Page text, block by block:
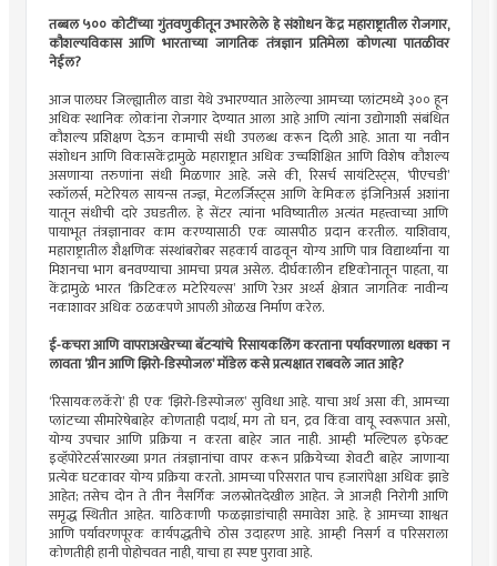
तब्बल ५०० कोटींच्या गुंतवणुकीतून उभारलेले हे संशोधन केंद्र महाराष्ट्रातील रोजगार,
कौशल्यविकास आणि भारताच्या जागतिक तंत्रज्ञान प्रतिमेला कोणत्या पातळीवर
नेईल?
आज पालघर जिल्ह्यातील वाडा येथे उभारण्यात आलेल्या आमच्या प्लांटमध्ये ३०० हून
अधिक स्थानिक लोकांना रोजगार देण्यात आला आहे आणि त्यांना उद्योगाशी संबंधित
कौशल्य प्रशिक्षण देऊन कामाची संधी उपलब्ध करून दिली आहे. आता या नवीन
संशोधन आणि विकासकेंद्रामुळे महाराष्ट्रात अधिक उच्चशिक्षित आणि विशेष कौशल्य
असणार्‍या तरुणांना संधी मिळणार आहे. जसे की, रिसर्च सायंटिस्ट्स, ‘पीएचडी’
स्कॉलर्स, मटेरियल सायन्स तज्ज्ञ, मेटलर्जिस्ट्स आणि केमिकल इंजिनिअर्स अशांना
यातून संधीची दारे उघडतील. हे सेंटर त्यांना भविष्यातील अत्यंत महत्त्वाच्या आणि
पायाभूत तंत्रज्ञानावर काम करण्यासाठी एक व्यासपीठ प्रदान करतील. याशिवाय,
महाराष्ट्रातील शैक्षणिक संस्थांबरोबर सहकार्य वाढवून योग्य आणि पात्र विद्यार्थ्यांना या
मिशनचा भाग बनवण्याचा आमचा प्रयत्न असेल. दीर्घकालीन दृष्टिकोनातून पाहता, या
केंद्रामुळे भारत ‘क्रिटिकल मटेरियल्स’ आणि रेअर अर्थ्स क्षेत्रात जागतिक नावीन्य
नकाशावर अधिक ठळकपणे आपली ओळख निर्माण करेल.
ई-कचरा आणि वापराअखेरच्या बॅटर्‍यांचे रिसायकलिंग करताना पर्यावरणाला धक्का न
लावता ‘ग्रीन आणि झिरो-डिस्पोजल’ मॉडेल कसे प्रत्यक्षात राबवले जात आहे?
‘रिसायकलकॅरो’ ही एक ‘झिरो-डिस्पोजल’ सुविधा आहे. याचा अर्थ असा की, आमच्या
प्लांटच्या सीमारेषेबाहेर कोणताही पदार्थ, मग तो घन, द्रव किंवा वायू स्वरूपात असो,
योग्य उपचार आणि प्रक्रिया न करता बाहेर जात नाही. आम्ही ‘मल्टिपल इफेक्ट
इव्हॅपोरेटर्स’सारख्या प्रगत तंत्रज्ञानांचा वापर करून प्रक्रियेच्या शेवटी बाहेर जाणार्‍या
प्रत्येक घटकावर योग्य प्रक्रिया करतो. आमच्या परिसरात पाच हजारांपेक्षा अधिक झाडे
आहेत; तसेच दोन ते तीन नैसर्गिक जलस्रोतदेखील आहेत. जे आजही निरोगी आणि
समृद्ध स्थितीत आहेत. याठिकाणी फळझाडांचाही समावेश आहे. हे आमच्या शाश्वत
आणि पर्यावरणपूरक कार्यपद्धतीचे ठोस उदाहरण आहे. आम्ही निसर्ग व परिसराला
कोणतीही हानी पोहोचवत नाही, याचा हा स्पष्ट पुरावा आहे.